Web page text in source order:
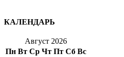
КАЛЕНДАРЬ
Август 2026
Пн Вт Ср Чт Пт Сб Вс